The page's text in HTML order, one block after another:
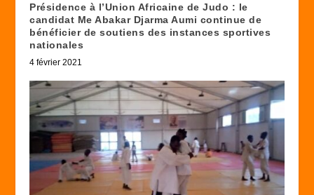
Présidence à l’Union Africaine de Judo : le
candidat Me Abakar Djarma Aumi continue de
bénéficier de soutiens des instances sportives
nationales
4 février 2021